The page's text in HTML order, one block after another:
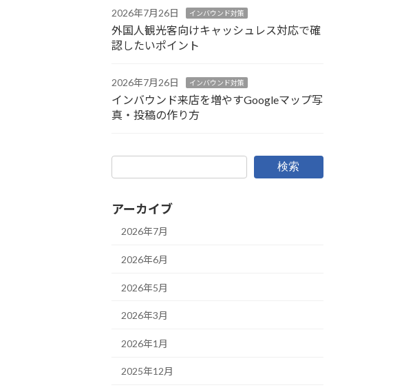
2026年7月26日 インバウンド対策
外国人観光客向けキャッシュレス対応で確
認したいポイント
2026年7月26日 インバウンド対策
インバウンド来店を増やすGoogleマップ写
真・投稿の作り方
検索
アーカイブ
2026年7月
2026年6月
2026年5月
2026年3月
2026年1月
2025年12月